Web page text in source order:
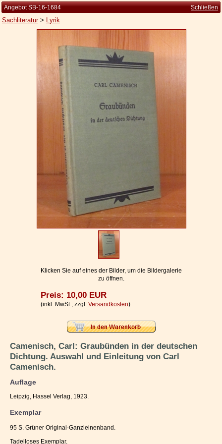
Kleine Kulturgeschichte
Die Brockhaus Auflagen
Die Meyer Auflagen
Datenschutzerklärung
Ihr Warenkorb
Angebot SB-16-1684 Schließen
Sachliteratur> Lyrik
Klicken Sie auf eines der Bilder, um die Bildergalerie
zu öffnen.
Preis: 10,00 EUR
(inkl. MwSt., zzgl. Versandkosten)
Camenisch, Carl: Graubünden in der deutschen
Dichtung. Auswahl und Einleitung von Carl
Camenisch.
Auflage
Leipzig, Hassel Verlag, 1923.
Exemplar
95 S. Grüner Original-Ganzleinenband.
Tadelloses Exemplar.